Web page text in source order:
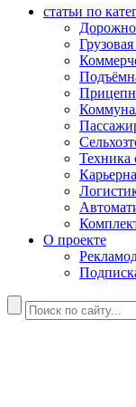
статьи по
Техника
О проекте